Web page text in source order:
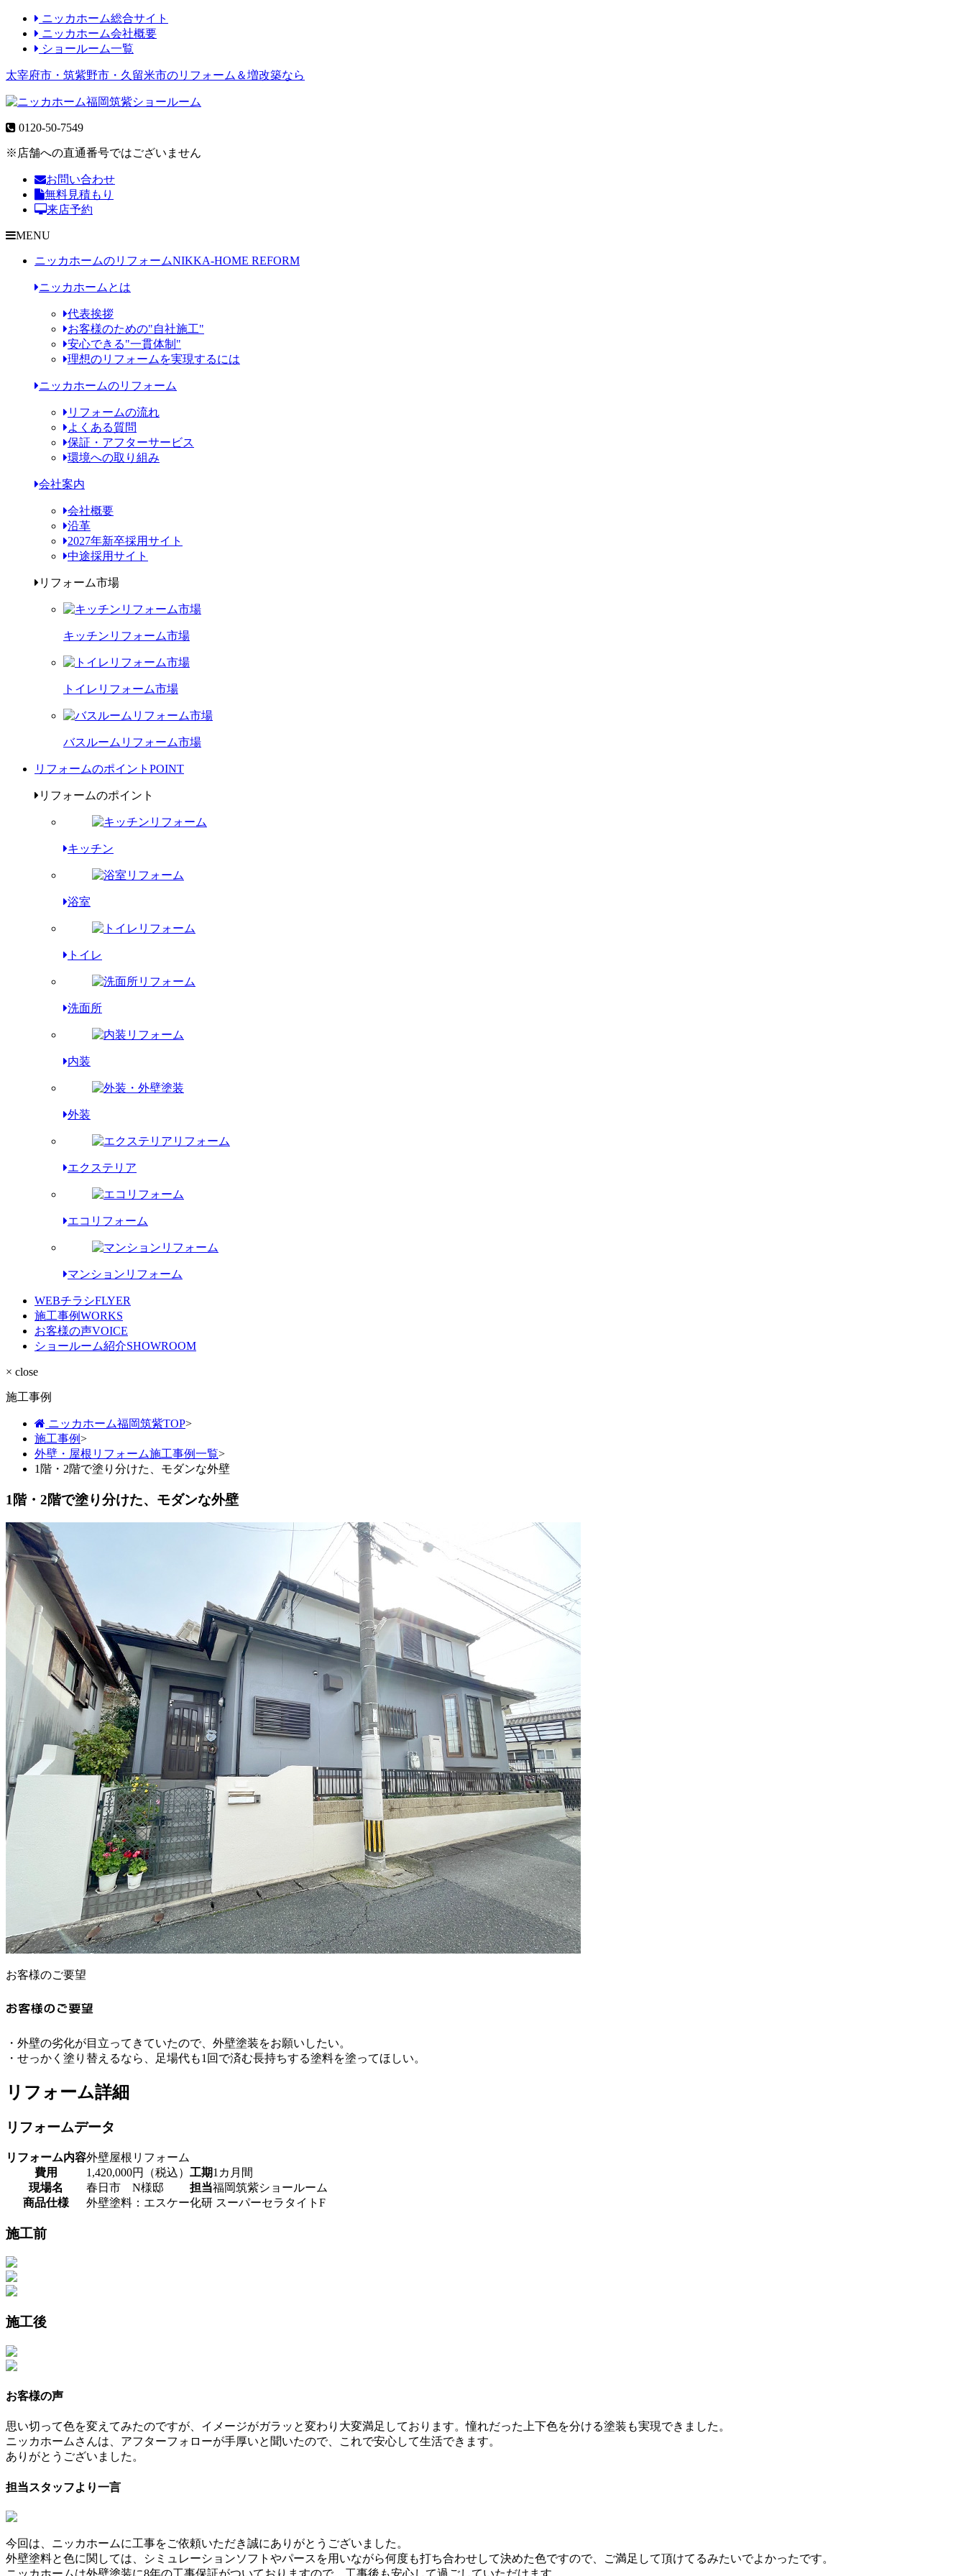
ニッカホーム総合サイト
ニッカホーム会社概要
ショールーム一覧
太宰府市・筑紫野市・久留米市のリフォーム＆増改築なら
0120-50-7549
※店舗への直通番号ではございません
お問い合わせ
無料見積もり
来店予約
MENU
ニッカホームのリフォームNIKKA-HOME REFORM
ニッカホームとは
代表挨拶
お客様のための"自社施工"
安心できる"一貫体制"
理想のリフォームを実現するには
ニッカホームのリフォーム
リフォームの流れ
よくある質問
保証・アフターサービス
環境への取り組み
会社案内
会社概要
沿革
2027年新卒採用サイト
中途採用サイト
リフォーム市場
キッチンリフォーム市場
トイレリフォーム市場
バスルームリフォーム市場
リフォームのポイント POINT
リフォームのポイント
キッチン
浴室
トイレ
洗面所
内装
外装
エクステリア
エコリフォーム
マンションリフォーム
WEBチラシFLYER
施工事例WORKS
お客様の声VOICE
ショールーム紹介SHOWROOM
× close
施工事例
ニッカホーム福岡筑紫TOP>
施工事例>
外壁・屋根リフォーム施工事例一覧>
1階・2階で塗り分けた、モダンな外壁
1階・2階で塗り分けた、モダンな外壁
お客様のご要望
・外壁の劣化が目立ってきていたので、外壁塗装をお願いしたい。
・せっかく塗り替えるなら、足場代も1回で済む長持ちする塗料を塗ってほしい。
リフォーム詳細
リフォームデータ
リフォーム内容外壁屋根リフォーム
費用
1,420,000円（税込） 工期1カ月間
現場名
春日市 N様邸 担当福岡筑紫ショールーム
商品仕様
外壁塗料：エスケー化研 スーパーセラタイトF
施工前
施工後
お客様の声
思い切って色を変えてみたのですが、イメージがガラッと変わり大変満足しております。憧れだった上下色を分ける塗装も実現できました。
ニッカホームさんは、アフターフォローが手厚いと聞いたので、これで安心して生活できます。
ありがとうございました。
担当スタッフより一言
今回は、ニッカホームに工事をご依頼いただき誠にありがとうございました。
外壁塗料と色に関しては、シミュレーションソフトやパースを用いながら何度も打ち合わせして決めた色ですので、ご満足して頂けてるみたいでよかったです。
ニッカホームは外壁塗装に8年の工事保証がついておりますので、工事後も安心して過ごしていただけます。